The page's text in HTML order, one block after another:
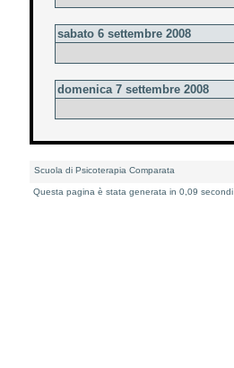
sabato 6 settembre 2008
domenica 7 settembre 2008
Scuola di Psicoterapia Comparata
Questa pagina è stata generata in 0,09 secondi